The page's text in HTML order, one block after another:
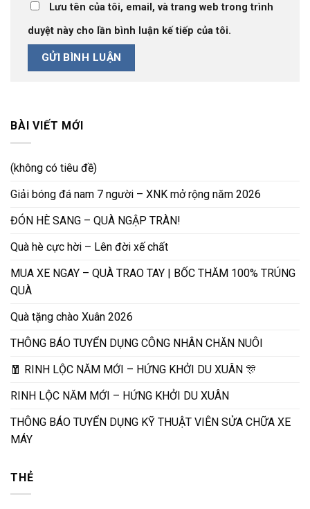
Lưu tên của tôi, email, và trang web trong trình
duyệt này cho lần bình luận kế tiếp của tôi.
BÀI VIẾT MỚI
(không có tiêu đề)
Giải bóng đá nam 7 người – XNK mở rộng năm 2026
ĐÓN HÈ SANG – QUÀ NGẬP TRÀN!
Quà hè cực hời – Lên đời xế chất
MUA XE NGAY – QUÀ TRAO TAY | BỐC THĂM 100% TRÚNG
QUÀ
Quà tặng chào Xuân 2026
THÔNG BÁO TUYỂN DỤNG CÔNG NHÂN CHĂN NUÔI
🧧 RINH LỘC NĂM MỚI – HỨNG KHỞI DU XUÂN 🎊
RINH LỘC NĂM MỚI – HỨNG KHỞI DU XUÂN
THÔNG BÁO TUYỂN DỤNG KỸ THUẬT VIÊN SỬA CHỮA XE
MÁY
THẺ